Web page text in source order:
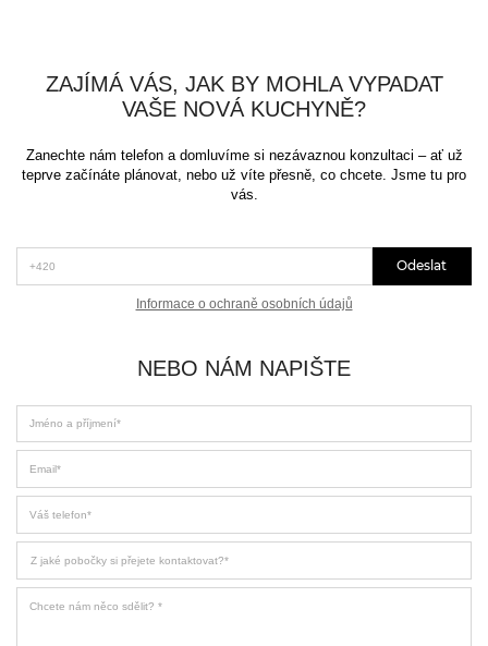
ZAJÍMÁ VÁS, JAK BY MOHLA VYPADAT
VAŠE NOVÁ KUCHYNĚ?
Zanechte nám telefon a domluvíme si nezávaznou konzultaci – ať už
teprve začínáte plánovat, nebo už víte přesně, co chcete. Jsme tu pro
vás.
Odeslat
Informace o ochraně osobních údajů
NEBO NÁM NAPIŠTE